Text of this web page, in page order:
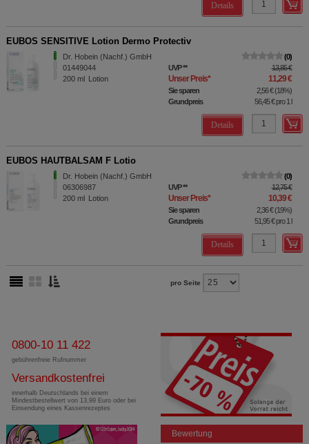
Details
EUBOS SENSITIVE Lotion Dermo Protectiv
Dr. Hobein (Nachf.) GmbH
01449044
200 ml Lotion
0
UVP** 13,85 €
Unser Preis* 11,29 €
Sie sparen 2,56 €(18%)
Grundpreis
56,45 €pro 1 l
Details
EUBOS HAUTBALSAM F Lotio
Dr. Hobein (Nachf.) GmbH
06306987
200 ml Lotion
0
UVP** 12,75 €
Unser Preis* 10,39 €
Sie sparen 2,36 €(19%)
Grundpreis
51,95 €pro 1 l
Details
pro Seite
0800-10 11 422
gebührenfreie Rufnummer
Versandkostenfrei
innerhalb Deutschlands bei einem
Mindestbestellwert von 13,99 Euro oder bei
Einsendung eines Kassenrezeptes
Bewertung